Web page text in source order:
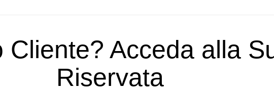
Cliente? Acceda alla
Riservata